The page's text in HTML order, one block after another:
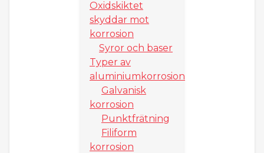
Oxidskiktet
skyddar mot
korrosion
Syror och baser
Typer av
aluminiumkorrosion
Galvanisk
korrosion
Punktfrätning
Filiform
korrosion